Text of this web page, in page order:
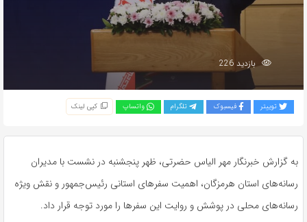
بازدید 226
توییتر فیسبوک تلگرام واتساپ کپی لینک
به گزارش خبرنگار مهر الیاس حضرتی، ظهر پنجشنبه در نشست با مدیران
رسانه‌های استان هرمزگان، اهمیت سفرهای استانی رئیس‌جمهور و نقش ویژه
رسانه‌های محلی در پوشش و روایت این سفرها را مورد توجه قرار داد.